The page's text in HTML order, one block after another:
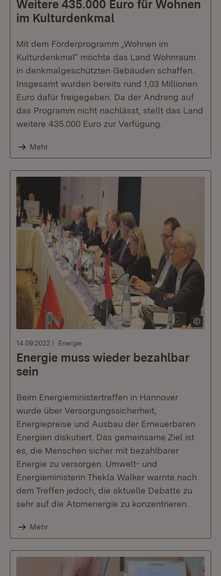
Weitere 435.000 Euro für Wohnen
im Kulturdenkmal
Mit dem Förderprogramm „Wohnen im
Kulturdenkmal“ möchte das Land Wohnraum
in denkmalgeschützten Gebäuden schaffen.
Insgesamt wurden bereits rund 1,03 Millionen
Euro dafür freigegeben. Da der Andrang auf
das Programm nicht nachlässt, stellt das Land
weitere 435.000 Euro zur Verfügung.
Mehr
14.09.2022 Energie
Energie muss wieder bezahlbar
sein
Beim Energieministertreffen in Hannover
wurde über Versorgungssicherheit,
Energiepreise und Ausbau der Erneuerbaren
Energien diskutiert. Das gemeinsame Ziel ist
es, die Menschen sicher mit bezahlbarer
Energie zu versorgen. Umwelt- und
Energieministerin Thekla Walker warnte nach
dem Treffen jedoch, die aktuelle Debatte zu
sehr auf die Atomenergie zu konzentrieren.
Mehr